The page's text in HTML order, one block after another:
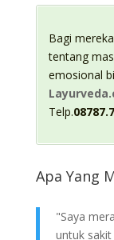
Bagi
tentang
emosional
Telp.
Apa Yang
"Saya
untuk sakit